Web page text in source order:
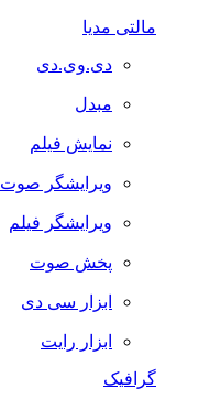
مالتی مدیا
دی.وی.دی
مبدل
نمایش فیلم
ویرایشگر صوت
ویرایشگر فیلم
پخش صوت
ابزار سی دی
ابزار رایت
گرافیک